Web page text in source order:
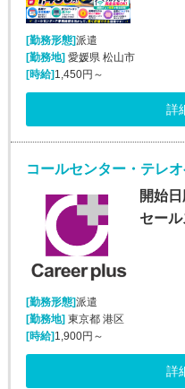
[勤務形態]派遣
[勤務地] 愛媛県 松山市
[時給] 1,450円～
詳
開始
セー
[勤務形態]派遣
[勤務地] 東京都 港区
[時給] 1,900円～
詳